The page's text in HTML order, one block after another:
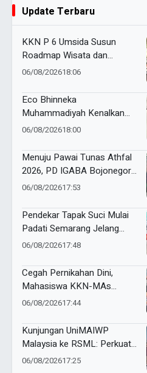
Update Terbaru
KKN P 6 Umsida Susun
Roadmap Wisata dan
Katalog UMKM Halal Desa
06/08/202618:06
Eco Bhinneka
Muhammadiyah Kenalkan
Inovasi Perempuan Muda
Nasyiatul Aisyiyah
06/08/202618:00
Menuju Pawai Tunas Athfal
2026, PD IGABA Bojonegoro
Satukan Persepsi dan
Anak
06/08/202617:53
Pendekar Tapak Suci Mulai
Padati Semarang Jelang
Muktamar XVI Sedunia
06/08/202617:48
Cegah Pernikahan Dini,
Mahasiswa KKN-MAs
Kelompok 100 Edukasi Siswa
Tawangsari
06/08/202617:44
Kunjungan UniMAIWP
Malaysia ke RSML: Perkuat
Standar Manajemen Rumah
06/08/202617:25